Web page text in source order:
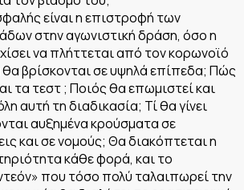
είναι η επιστροφή των
στην αγωνιστική δράση, όσο η
να πλήττεται από τον κορωνοϊό
βρίσκονται σε υψηλά επίπεδα; Πώς
τα τεστ ; Ποιός θα επωμιστεί και
αυτή τη διαδικασία; Τί θα γίνει
αυξημένα κρούσματα σε
και σε νομούς; Θα διακόπτεται η
κάθε φορά, και το
που τόσο πολύ ταλαιπωρεί την